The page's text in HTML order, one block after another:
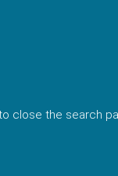
close the search